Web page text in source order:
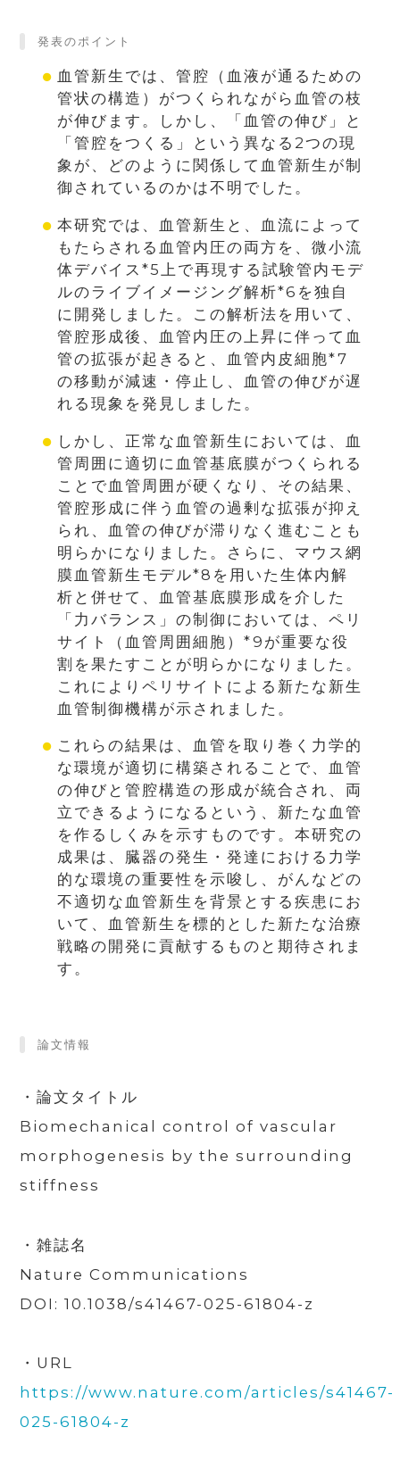
発表のポイント
血管新生では、管腔（血液が通るための
管状の構造）がつくられながら血管の枝
が伸びます。しかし、「血管の伸び」と
「管腔をつくる」という異なる2つの現
象が、どのように関係して血管新生が制
御されているのかは不明でした。
本研究では、血管新生と、血流によって
もたらされる血管内圧の両方を、微小流
体デバイス*5上で再現する試験管内モデ
ルのライブイメージング解析*6を独自
に開発しました。この解析法を用いて、
管腔形成後、血管内圧の上昇に伴って血
管の拡張が起きると、血管内皮細胞*7
の移動が減速・停止し、血管の伸びが遅
れる現象を発見しました。
しかし、正常な血管新生においては、血
管周囲に適切に血管基底膜がつくられる
ことで血管周囲が硬くなり、その結果、
管腔形成に伴う血管の過剰な拡張が抑え
られ、血管の伸びが滞りなく進むことも
明らかになりました。さらに、マウス網
膜血管新生モデル*8を用いた生体内解
析と併せて、血管基底膜形成を介した
「力バランス」の制御においては、ペリ
サイト（血管周囲細胞）*9が重要な役
割を果たすことが明らかになりました。
これによりペリサイトによる新たな新生
血管制御機構が示されました。
これらの結果は、血管を取り巻く力学的
な環境が適切に構築されることで、血管
の伸びと管腔構造の形成が統合され、両
立できるようになるという、新たな血管
を作るしくみを示すものです。本研究の
成果は、臓器の発生・発達における力学
的な環境の重要性を示唆し、がんなどの
不適切な血管新生を背景とする疾患にお
いて、血管新生を標的とした新たな治療
戦略の開発に貢献するものと期待されま
す。
論文情報
・論文タイトル
Biomechanical control of vascular
morphogenesis by the surrounding
stiffness
・雑誌名
Nature Communications
DOI: 10.1038/s41467-025-61804-z
・URL
https://www.nature.com/articles/s41467-
025-61804-z